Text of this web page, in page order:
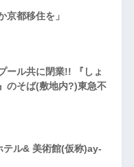
京都移住を」
ール共に閉業!! 『しょ
のそば(敷地内?)東急不
ル& 美術館(仮称)ay-